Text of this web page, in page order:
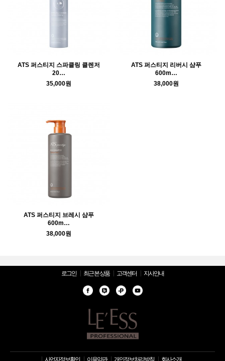
ATS 퍼스티지 스파클링 클렌저
20…
35,000원
ATS 퍼스티지 리버시 샴푸
600m…
38,000원
ATS 퍼스티지 브레시 샴푸
600m…
38,000원
로그인 최근 본 상품 고객센터 지사안내
사업자정보확인 이용약관 개인정보처리방침 회사소개